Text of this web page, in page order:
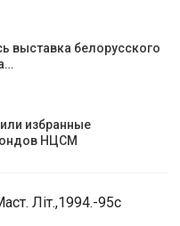
выставка белорусского
избранные
НЦСМ
Літ.,1994.-95с